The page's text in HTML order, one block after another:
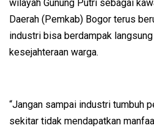
wilayah Gunung Putri sebagai
Daerah (Pemkab) Bogor terus
industri bisa berdampak
kesejahteraan warga.
“Jangan sampai industri tumbuh
sekitar tidak mendapatkan